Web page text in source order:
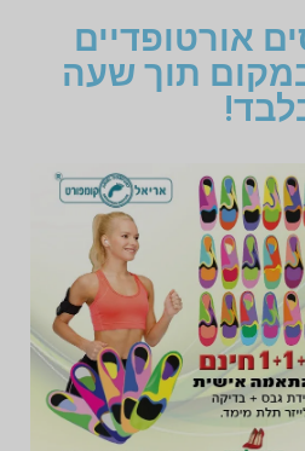
אורטופדיים
תוך שעה